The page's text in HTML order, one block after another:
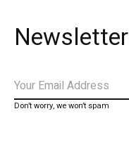
Newsletter
Don’t worry, we won’t spam